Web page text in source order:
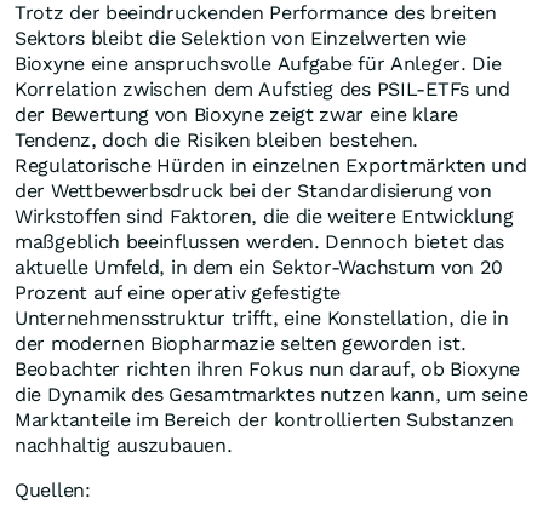
Trotz der beeindruckenden Performance des breiten
Sektors bleibt die Selektion von Einzelwerten wie
Bioxyne eine anspruchsvolle Aufgabe für Anleger. Die
Korrelation zwischen dem Aufstieg des PSIL-ETFs und
der Bewertung von Bioxyne zeigt zwar eine klare
Tendenz, doch die Risiken bleiben bestehen.
Regulatorische Hürden in einzelnen Exportmärkten und
der Wettbewerbsdruck bei der Standardisierung von
Wirkstoffen sind Faktoren, die die weitere Entwicklung
maßgeblich beeinflussen werden. Dennoch bietet das
aktuelle Umfeld, in dem ein Sektor-Wachstum von 20
Prozent auf eine operativ gefestigte
Unternehmensstruktur trifft, eine Konstellation, die in
der modernen Biopharmazie selten geworden ist.
Beobachter richten ihren Fokus nun darauf, ob Bioxyne
die Dynamik des Gesamtmarktes nutzen kann, um seine
Marktanteile im Bereich der kontrollierten Substanzen
nachhaltig auszubauen.
Quellen: